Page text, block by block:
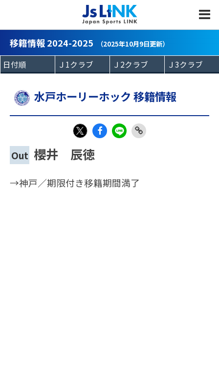
移籍情報 2024-2025 （2025年10月9日更新）
水戸ホーリーホック 移籍情報
eb
k
Out 櫻井 辰徳
→神戸／期限付き移籍期間満了